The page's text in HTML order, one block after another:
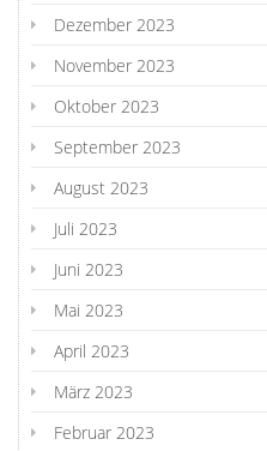
Dezember 2023
November 2023
Oktober 2023
September 2023
August 2023
Juli 2023
Juni 2023
Mai 2023
April 2023
März 2023
Februar 2023